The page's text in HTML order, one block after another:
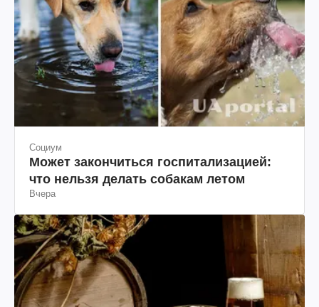
Социум
Может закончиться госпитализацией:
что нельзя делать собакам летом
Вчера